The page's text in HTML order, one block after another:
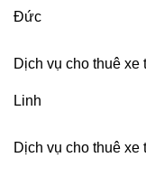
Đức
Dịch vụ cho thuê
Linh
Dịch vụ cho thuê